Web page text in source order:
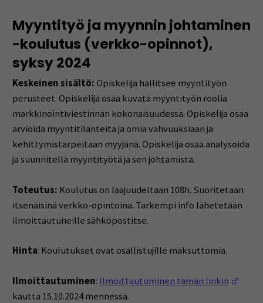
Myyntityö ja myynnin johtaminen
-koulutus (verkko-opinnot),
syksy 2024
Keskeinen sisältö:Opiskelija hallitsee myyntityön
perusteet. Opiskelija osaa kuvata myyntityön roolia
markkinointiviestinnän kokonaisuudessa. Opiskelija osaa
arvioida myyntitilanteita ja omia vahvuuksiaan ja
kehittymistarpeitaan myyjänä. Opiskelija osaa analysoida
ja suunnitella myyntityötä ja sen johtamista.
Toteutus: Koulutus on laajuudeltaan 108h. Suoritetaan
itsenäisinä verkko-opintoina. Tarkempi info lähetetään
ilmoittautuneille sähköpostitse.
Hinta: Koulutukset ovat osallistujille maksuttomia.
Ilmoittautuminen: Ilmoittautuminen tämän linkin
kautta 15.10.2024 mennessä.